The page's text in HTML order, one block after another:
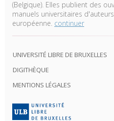
(Belgique). Elles publient des
manuels universitaires
européenne. continuer
UNIVERSITÉ LIBRE DE BRUXELLES
DIGITHÈQUE
MENTIONS LÉGALES